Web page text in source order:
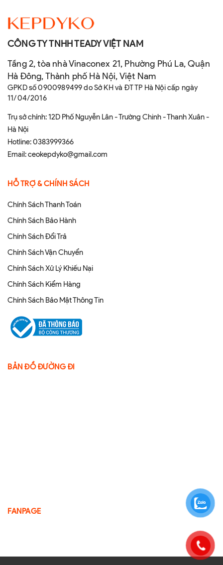
CÔNG TY TNHH TEADY VIỆT NAM
Tầng 2, tòa nhà Vinaconex 21, Phường Phú La, Quận
Hà Đông, Thành phố Hà Nội, Việt Nam
GPKD số 0900989499 do Sở KH và ĐT TP Hà Nội cấp ngày
11/04/2016
Trụ sở chính: 12D Phố Nguyễn Lân - Trường Chinh - Thanh Xuân -
Hà Nội
Hotline:0383999366
Email:ceokepdyko@gmail.com
HỖ TRỢ & CHÍNH SÁCH
Chính Sách Thanh Toán
Chính Sách Bảo Hành
Chính Sách Đổi Trả
Chính Sách Vận Chuyển
Chính Sách Xử Lý Khiếu Nại
Chính Sách Kiểm Hàng
Chính Sách Bảo Mật Thông Tin
BẢN ĐỒ ĐƯỜNG ĐI
FANPAGE